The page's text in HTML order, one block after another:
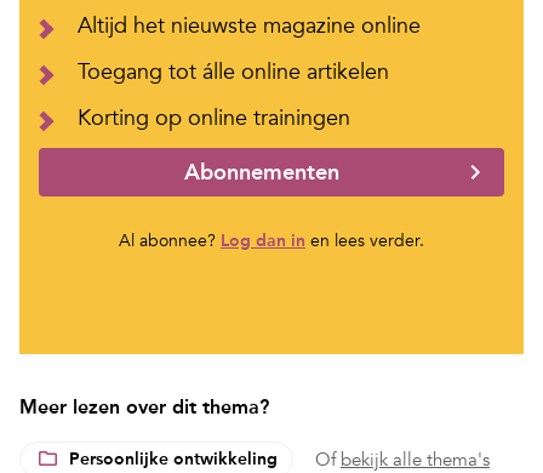
Altijd het nieuwste magazine online
Toegang tot álle online artikelen
Korting op online trainingen
Abonnementen
Al abonnee? Log dan in en lees verder.
Meer lezen over dit thema?
Persoonlijke ontwikkeling Of bekijk alle thema's